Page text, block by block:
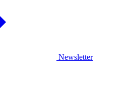
Newsletter